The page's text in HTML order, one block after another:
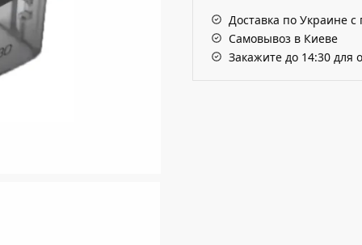
Доставка по Украине
Самовывоз в Киеве
Закажите до 14:30 для